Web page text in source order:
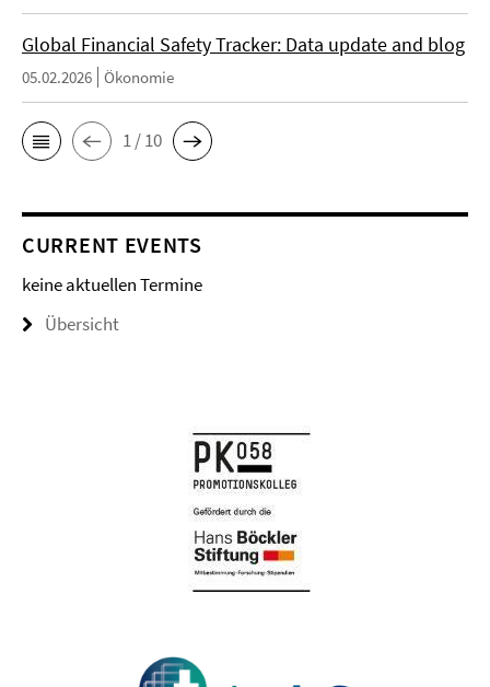
Global Financial Safety Tracker: Data update and blog
05.02.2026 Ökonomie
1 / 10
CURRENT EVENTS
keine aktuellen Termine
Übersicht